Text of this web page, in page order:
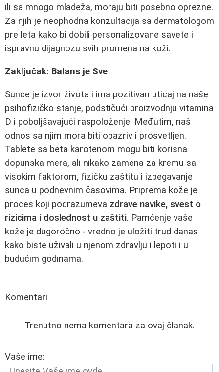
ili sa mnogo mladeža, moraju biti posebno oprezne.
Za njih je neophodna konzultacija sa dermatologom
pre leta kako bi dobili personalizovane savete i
ispravnu dijagnozu svih promena na koži.
Zaključak: Balans je Sve
Sunce je izvor života i ima pozitivan uticaj na naše
psihofizičko stanje, podstičući proizvodnju vitamina
D i poboljšavajući raspoloženje. Međutim, naš
odnos sa njim mora biti obazriv i prosvetljen.
Tablete sa beta karotenom mogu biti korisna
dopunska mera, ali nikako zamena za kremu sa
visokim faktorom, fizičku zaštitu i izbegavanje
sunca u podnevnim časovima. Priprema kože je
proces koji podrazumeva zdrave navike, svest o
rizicima i doslednost u zaštiti. Pamćenje vaše
kože je dugoročno - vredno je uložiti trud danas
kako biste uživali u njenom zdravlju i lepoti i u
budućim godinama.
Komentari
Trenutno nema komentara za ovaj članak.
Vaše ime: